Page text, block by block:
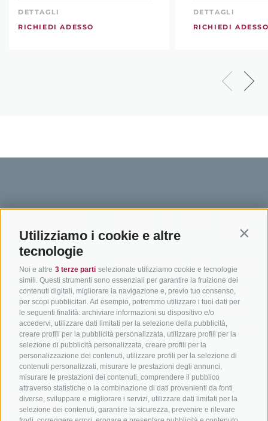
Utilizziamo i cookie e altre
tecnologie
Noi e altre 3 terze parti selezionate utilizziamo cookie e tecnologie
simili. Questi strumenti sono essenziali per garantire la fruizione dei
contenuti digitali, migliorare la navigazione e, previo tuo consenso,
per scopi pubblicitari. Ad esempio, potremmo utilizzare i tuoi dati per
le seguenti finalità: archiviare informazioni su dispositivo e/o
accedervi, utilizzare dati limitati per la selezione della pubblicità,
creare profili per la pubblicità personalizzata, utilizzare profili per la
selezione di pubblicità personalizzata, creare profili per la
personalizzazione dei contenuti, utilizzare profili per la selezione di
contenuti personalizzati, misurare le prestazioni degli annunci,
misurare le prestazioni dei contenuti, comprendere il pubblico
attraverso statistiche o la combinazione di dati provenienti da fonti
diverse, sviluppare e migliorare i servizi, utilizzare dati limitati per la
selezione dei contenuti, garantire la sicurezza, prevenire e rilevare
DETTAGLI
RICHIEDI ADESSO
DETTAGLI
RICHIEDI
SÜDTIROL
Hotel & pacchetti
Pacchetti vacanze
Buoni vacanza
Hot Deals
Bike & Work
ADIGE
Adige
In bici da corsa in Alto
Adige
Ciclabili in Alto Adige
Scuole bike
Tutti i tour
Come
Meteo
Catalogo